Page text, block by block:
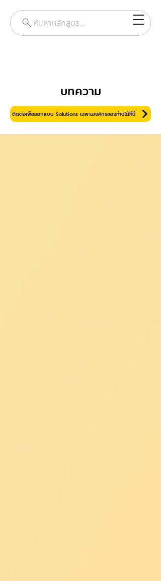
ค้นหาหลักสูตร...
บทความ
ติดต่อเพื่อออกแบบ Solutions เฉพาะองค์กรของท่านได้ที่นี่